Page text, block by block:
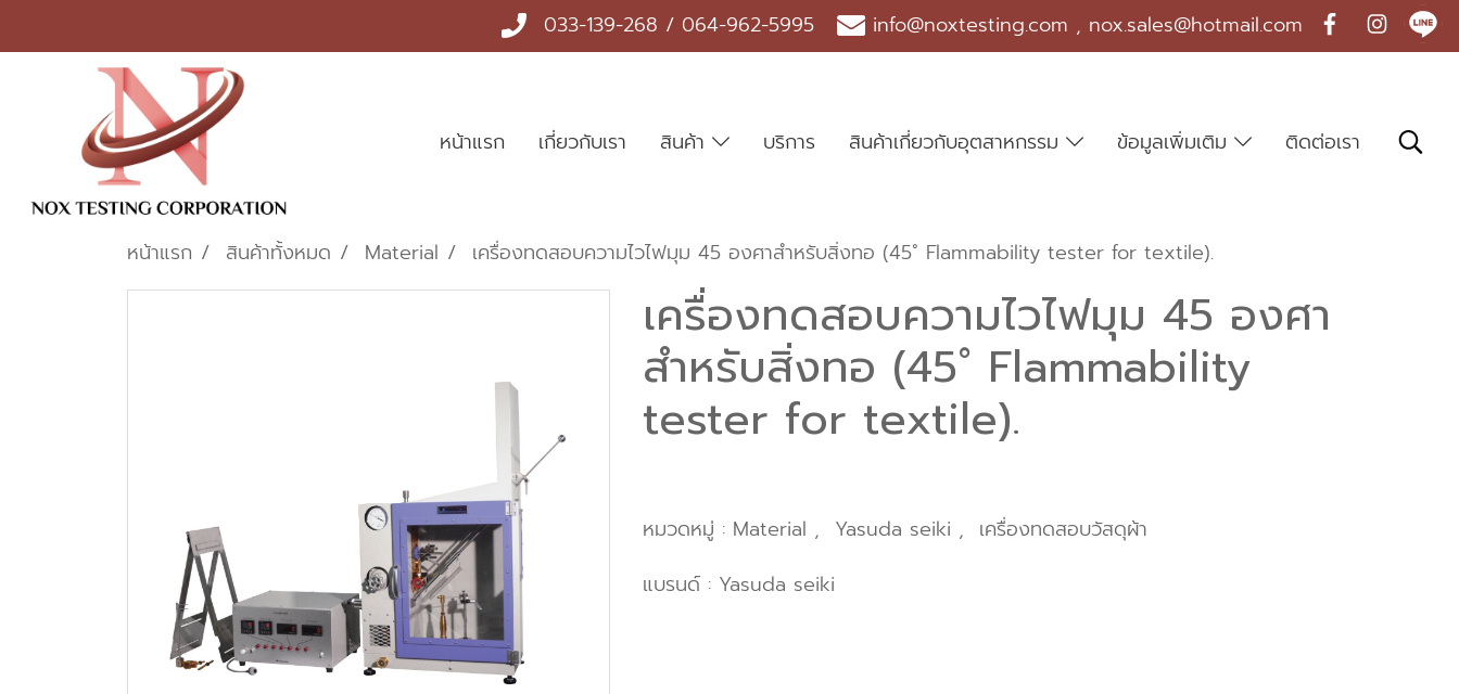
033-139-268 / 064-962-5995 info@noxtesting.com , nox.sales@hotmail.com
หน้าแรก เกี่ยวกับเรา สินค้า บริการ สินค้าเกี่ยวกับอุตสาหกรรม ข้อมูลเพิ่มเติม ติดต่อเรา
หน้าแรก สินค้าทั้งหมด Material เครื่องทดสอบความไวไฟมุม 45 องศาสำหรับสิ่งทอ (45˚ Flammability tester for textile).
เครื่องทดสอบความไวไฟมุม 45 องศา
สำหรับสิ่งทอ (45˚ Flammability
tester for textile).
หมวดหมู่ : Material , Yasuda seiki , เครื่องทดสอบวัสดุผ้า
แบรนด์ : Yasuda seiki